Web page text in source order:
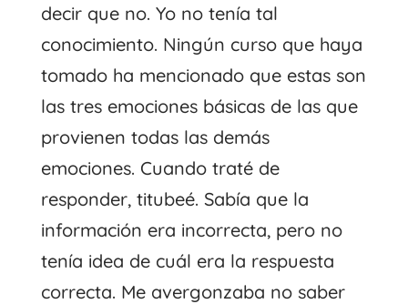
decir que no. Yo no tenía tal
conocimiento. Ningún curso que haya
tomado ha mencionado que estas son
las tres emociones básicas de las que
provienen todas las demás
emociones. Cuando traté de
responder, titubeé. Sabía que la
información era incorrecta, pero no
tenía idea de cuál era la respuesta
correcta. Me avergonzaba no saber